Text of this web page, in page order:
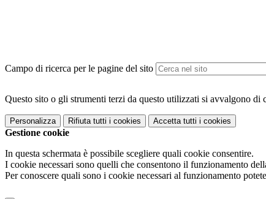
Campo di ricerca per le pagine del sito
Questo sito o gli strumenti terzi da questo utilizzati si avvalgono
Personalizza Rifiuta tutti i cookies Accetta tutti i cookies
Gestione cookie
In questa schermata è possibile scegliere quali cookie consentire.
I cookie necessari sono quelli che consentono il funzionamento
Per conoscere quali sono i cookie necessari al funzionamento